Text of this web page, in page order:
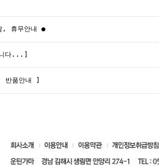
, 휴무안내 ●
니다...]
반품안내 ]